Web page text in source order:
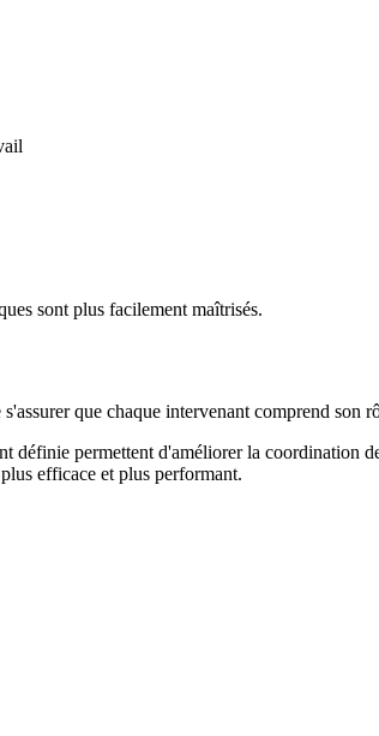
sont plus facilement maîtrisés.
que chaque intervenant comprend son
définie permettent d'améliorer la coordination
efficace et plus performant.